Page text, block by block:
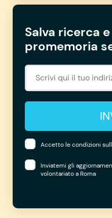
Salva ricerca
promemoria
Accetto le condizioni
Inviatemi gli
volontariato a Roma